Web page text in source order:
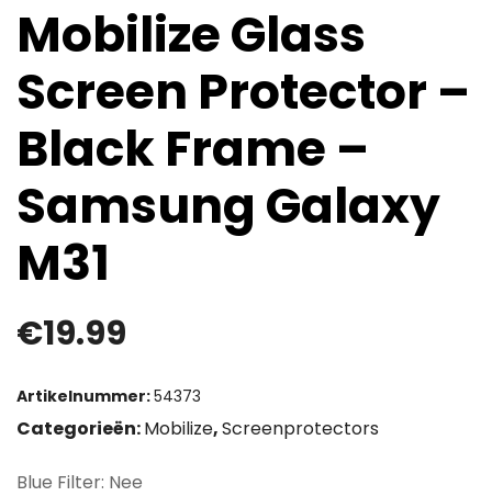
Mobilize Glass
Screen Protector –
Black Frame –
Samsung Galaxy
M31
€19.99
Artikelnummer:54373
Categorieën:Mobilize,Screenprotectors
Blue Filter: Nee